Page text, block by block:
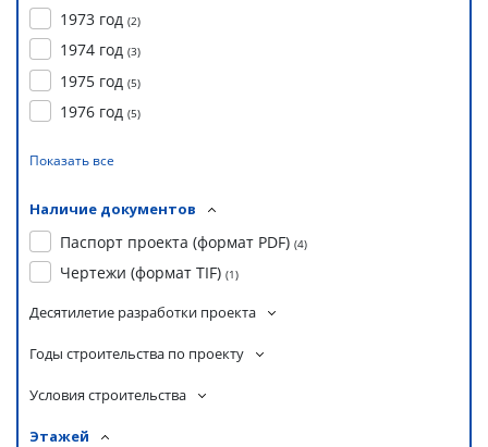
1973 год (2)
1974 год (3)
1975 год (5)
1976 год (5)
Показать все
Наличие документов
Паспорт проекта (формат PDF) (4)
Чертежи (формат TIF) (1)
Десятилетие разработки проекта
Годы строительства по проекту
Условия строительства
Этажей